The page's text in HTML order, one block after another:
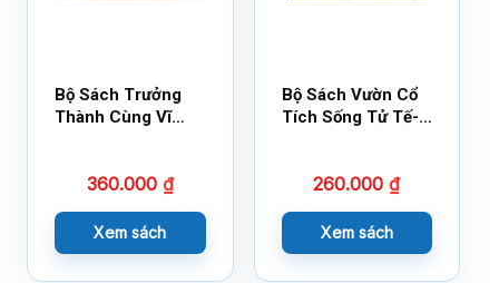
Bộ Sách Trưởng
Thành Cùng Vĩ
360.000 ₫
Xem sách
Bộ Sách Vườn Cổ
Tích Sống Tử Tế-
260.000₫
Xem sách